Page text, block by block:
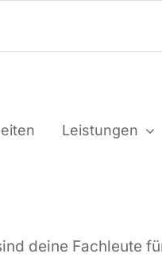
Leis­tun­gen
dei­ne Fach­leu­te